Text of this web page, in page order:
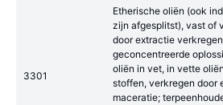
3301
Etherische oliën (ook
zijn afgesplitst), vast of
door extractie
geconcentreerde
oliën in vet, in vette
stoffen, verkregen door
maceratie;